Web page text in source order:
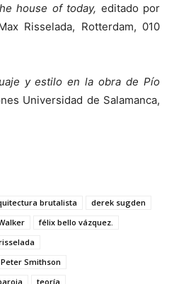
house of today, editado por
Risselada, Rotterdam, 010
y estilo en la obra de Pío
Universidad de Salamanca,
brutalista
derek sugden
félix bello vázquez.
Peter Smithson
teoría